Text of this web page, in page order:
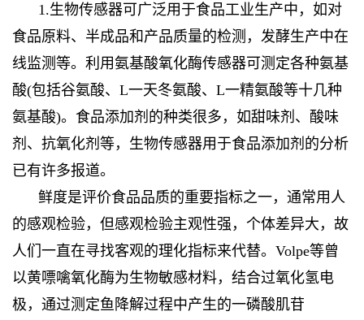
1.生物传感器可广泛用于食品工业生产中，如对
食品原料、半成品和产品质量的检测，发酵生产中在
线监测等。利用氨基酸氧化酶传感器可测定各种氨基
酸(包括谷氨酸、L一天冬氨酸、L一精氨酸等十几种
氨基酸)。食品添加剂的种类很多，如甜味剂、酸味
剂、抗氧化剂等，生物传感器用于食品添加剂的分析
已有许多报道。
鲜度是评价食品品质的重要指标之一，通常用人
的感观检验，但感观检验主观性强，个体差异大，故
人们一直在寻找客观的理化指标来代替。Volpe等曾
以黄嘌噙氧化酶为生物敏感材料，结合过氧化氢电
极，通过测定鱼降解过程中产生的一磷酸肌苷